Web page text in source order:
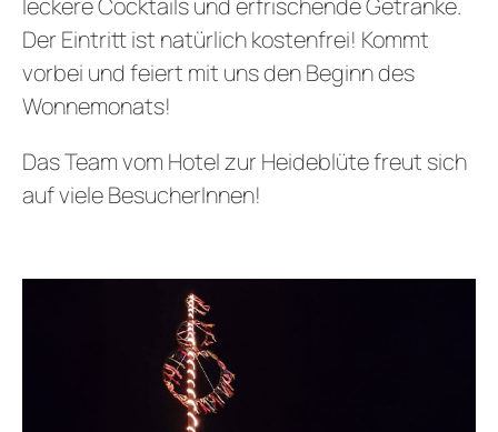
leckere Cocktails und erfrischende Getränke.
Der Eintritt ist natürlich kostenfrei! Kommt
vorbei und feiert mit uns den Beginn des
Wonnemonats!
Das Team vom Hotel zur Heideblüte freut sich
auf viele BesucherInnen!